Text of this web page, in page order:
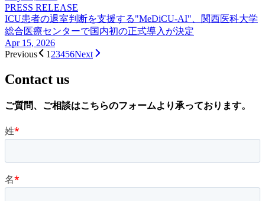
PRESS RELEASE
ICU患者の退室判断を支援する"MeDiCU-AI"
関西医科大学
総合医療センターで国内初の正式導入が決定
Apr 15, 2026
Previous
1 23456Next
Contact us
ご質問、 ご相談はこちらのフォームより承っております。